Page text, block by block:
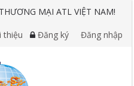
MẠI ATL VIỆT NAM!
thiệu Đăng ký Đăng nhập